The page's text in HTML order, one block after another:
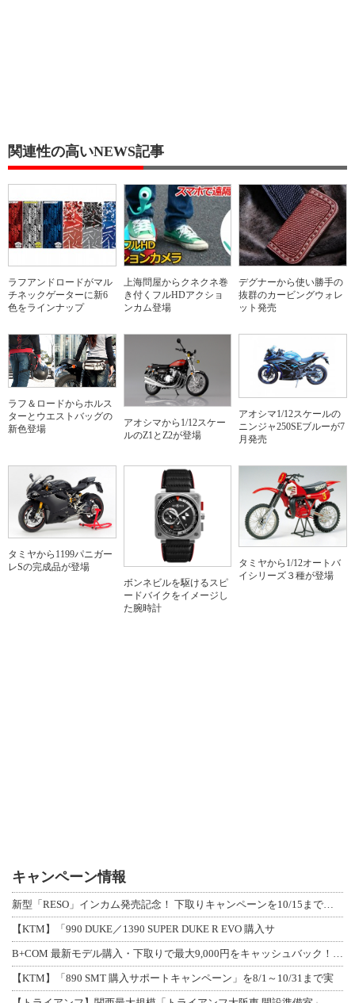
関連性の高いNEWS記事
ラフアンドロードがマル
チネックゲーターに新6
色をラインナップ
上海問屋からクネクネ巻
き付くフルHDアクショ
ンカム登場
デグナーから使い勝手の
抜群のカービングウォレ
ット発売
ラフ＆ロードからホルス
ターとウエストバッグの
新色登場
アオシマから1/12スケー
ルのZ1とZ2が登場
アオシマ1/12スケールの
ニンジャ250SEブルーが7
月発売
タミヤから1199パニガー
レSの完成品が登場
ボンネビルを駆けるスピ
ードバイクをイメージし
た腕時計
タミヤから1/12オートバ
イシリーズ３種が登場
キャンペーン情報
【KTM】「990 DUKE／1390 SUPER DUKE R EVO 購入サ
【KTM】「890 SMT 購入サポートキャンペーン」を8/1～10/31まで実